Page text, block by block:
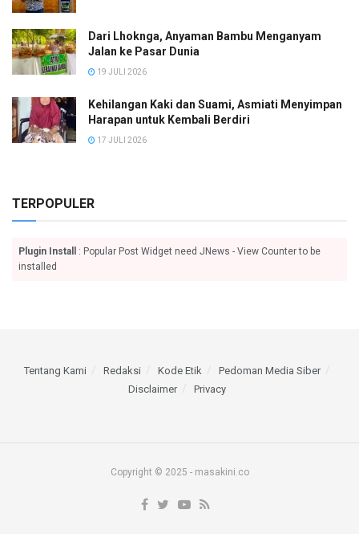
Dari Lhoknga, Anyaman Bambu Menganyam
Jalan ke Pasar Dunia
19 JULI 2026
Kehilangan Kaki dan Suami, Asmiati Menyimpan
Harapan untuk Kembali Berdiri
17 JULI 2026
TERPOPULER
Plugin Install
: Popular Post Widget need JNews - View Counter to be
installed
Tentang Kami Redaksi Kode Etik
Pedoman Media Siber
Disclaimer
Privacy
Copyright © 2025 - masakini.co